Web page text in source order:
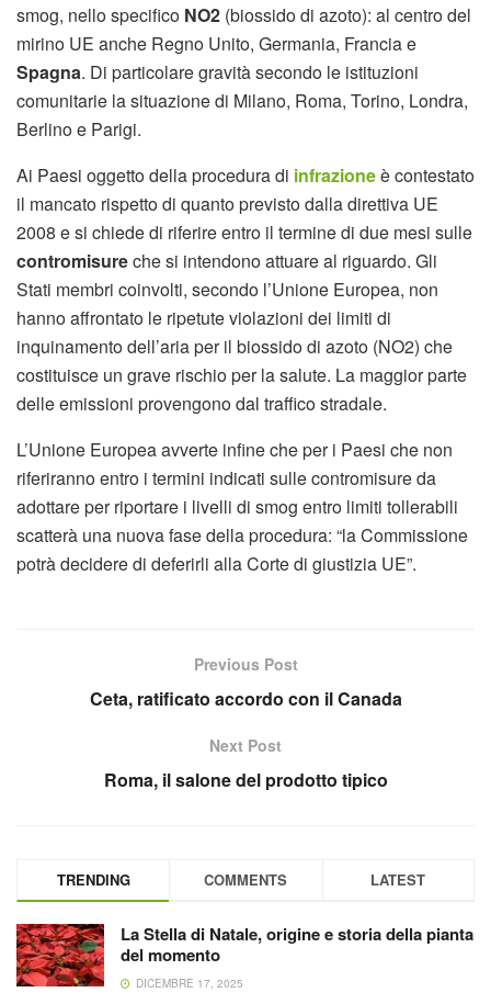
smog, nello specifico NO2 (biossido di azoto): al centro del
mirino UE anche Regno Unito, Germania, Francia e
Spagna. Di particolare gravità secondo le istituzioni
comunitarie la situazione di Milano, Roma, Torino, Londra,
Berlino e Parigi.
Ai Paesi oggetto della procedura di infrazioneè contestato
il mancato rispetto di quanto previsto dalla direttiva UE
2008 e si chiede di riferire entro il termine di due mesi sulle
contromisureche si intendono attuare al riguardo. Gli
Stati membri coinvolti, secondo l’Unione Europea, non
hanno affrontato le ripetute violazioni dei limiti di
inquinamento dell’aria per il biossido di azoto (NO2) che
costituisce un grave rischio per la salute. La maggior parte
delle emissioni provengono dal traffico stradale.
L’Unione Europea avverte infine che per i Paesi che non
riferiranno entro i termini indicati sulle contromisure da
adottare per riportare i livelli di smog entro limiti tollerabili
scatterà una nuova fase della procedura: “la Commissione
potrà decidere di deferirli alla Corte di giustizia UE”.
Previous Post
Ceta, ratificato accordo con il Canada
Next Post
Roma, il salone del prodotto tipico
TRENDING COMMENTS LATEST
La Stella di Natale, origine e storia della pianta
del momento
DICEMBRE 17, 2025